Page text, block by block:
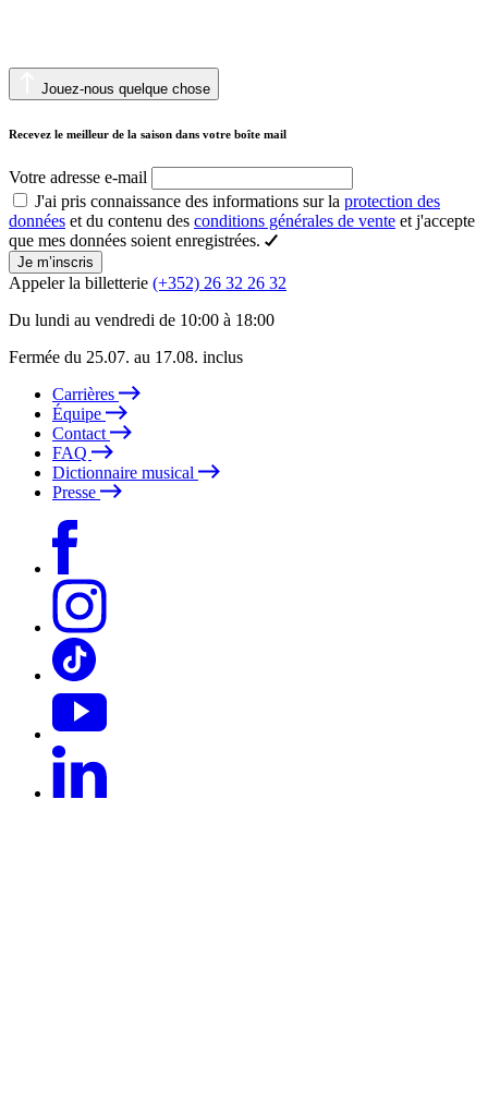
Jouez-nous quelque chose
Recevez le meilleur de la saison dans votre boîte mail
Votre adresse e-mail
J'ai pris connaissance des informations sur la protection des
données et du contenu des conditions générales de vente et j'accepte
que mes données soient enregistrées.
Je m’inscris
Appeler la billetterie (+352) 26 32 26 32
Du lundi au vendredi de 10:00 à 18:00
Fermée du 25.07. au 17.08. inclus
Carrières
Équipe
Contact
FAQ
Dictionnaire musical
Presse